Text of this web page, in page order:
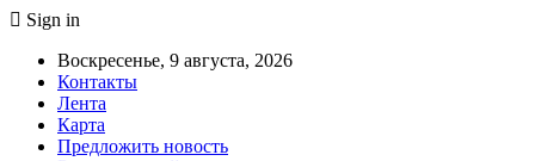
Sign in
Воскресенье, 9 августа, 2026
Контакты
Лента
Карта
Предложить новость